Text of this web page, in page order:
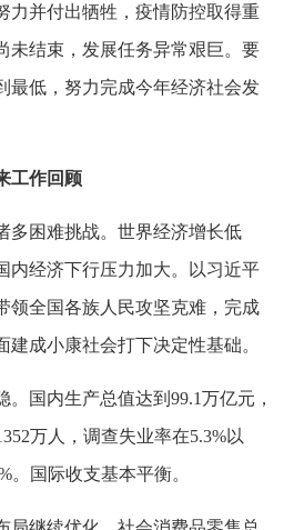
力并付出牺牲，疫情防控取得重
未结束，发展任务异常艰巨。要
最低，努力完成今年经济社会发
工作回顾
多困难挑战。世界经济增长低
内经济下行压力加大。以习近平
领全国各族人民攻坚克难，完成
成小康社会打下决定性基础。
国内生产总值达到99.1万亿元，
万人，调查失业率在5.3%以
。国际收支基本平衡。